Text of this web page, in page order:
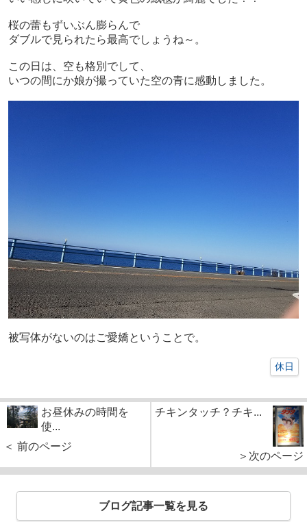
桜の蕾もずいぶん膨らんで
ダブルで見られたら最高でしょうね～。
この日は、空も格別でして、
いつの間にか娘が撮っていた空の青に感動しました。
被写体がないのはご愛嬌ということで。
休日
お昼休みの時間を
使...
＜ 前のページ
チキンタッチ？チキ...
＞次のページ
ブログ記事一覧を見る